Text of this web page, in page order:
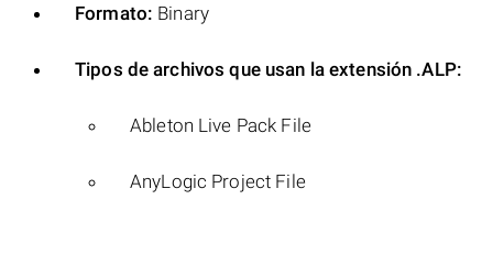
Formato: Binary
Tipos de archivos que usan la extensión .ALP:
Ableton Live Pack File
AnyLogic Project File